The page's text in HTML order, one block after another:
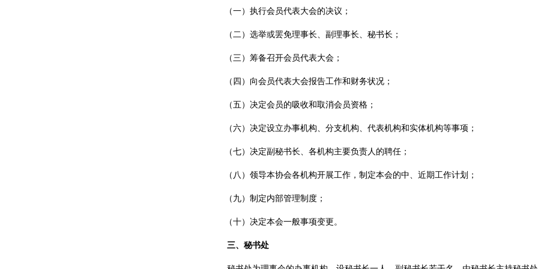
（一）执行会员代表大会的决议；
（二）选举或罢免理事长、副理事长、秘书长；
（三）筹备召开会员代表大会；
（四）向会员代表大会报告工作和财务状况；
（五）决定会员的吸收和取消会员资格；
（六） 决定设立办事机构、分支机构、代表机构和实体机构等事项；
（七）决定副秘书长、各机构主要负责人的聘任；
（八）领导本协会各机构开展工作，制定本会的中、近期工作计划；
（九）制定内部管理制度；
（十）决定本会一般事项变更。
三、秘书处